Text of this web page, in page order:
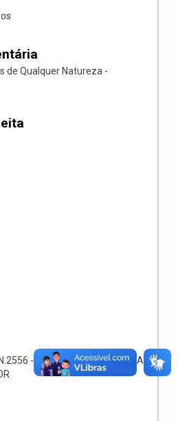
de Qualquer Natureza -
-- 1118.02.3.1.00-RECEITA